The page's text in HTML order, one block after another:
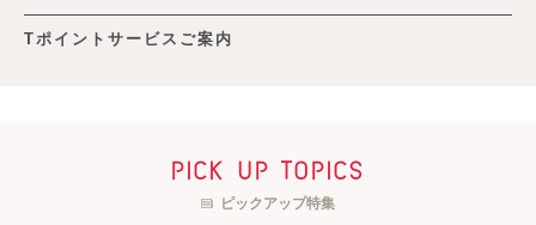
Tポイントサービスご案内
pick up topics
ピックアップ特集